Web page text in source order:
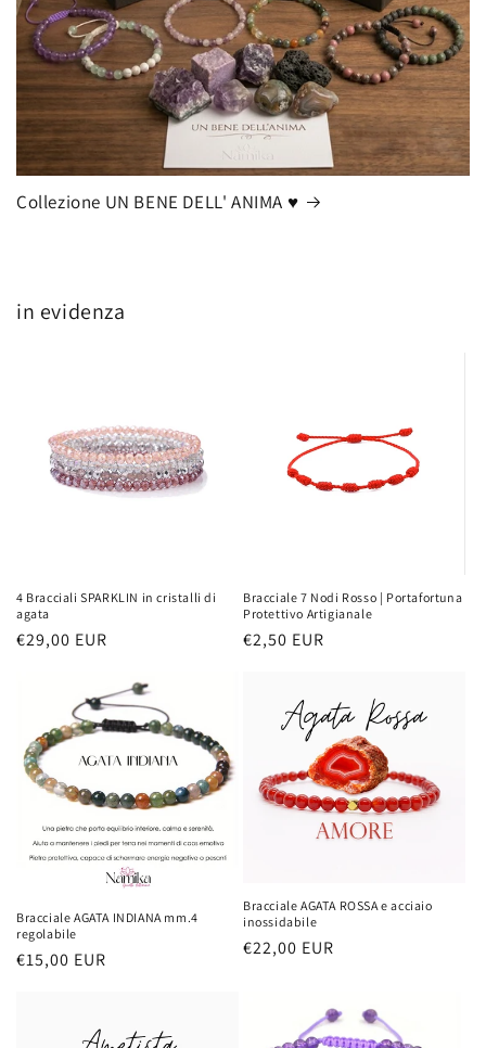
Collezione UN BENE DELL' ANIMA ♥️
in evidenza
4 Bracciali SPARKLIN in cristalli di
agata
Prezzo
€29,00 EUR
Bracciale 7 Nodi Rosso | Portafortuna
Protettivo Artigianale
Prezzo
€2,50 EUR
Bracciale AGATA INDIANA mm.4
regolabile
Prezzo
€15,00 EUR
Bracciale AGATA ROSSA e acciaio
inossidabile
Prezzo
€22,00 EUR